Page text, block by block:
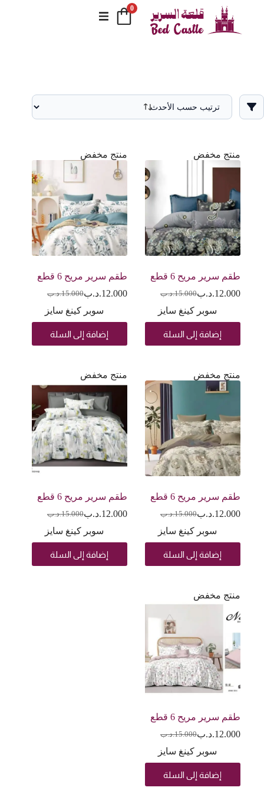
0
منتج مخفض
طقم سرير مريح 6 قطع
15.000.د.ب 12.000.د.ب
سوبر كينغ سايز
إضافة إلى السلة
منتج مخفض
طقم سرير مريح 6 قطع
15.000.د.ب 12.000.د.ب
سوبر كينغ سايز
إضافة إلى السلة
منتج مخفض
طقم سرير مريح 6 قطع
15.000.د.ب 12.000.د.ب
سوبر كينغ سايز
إضافة إلى السلة
منتج مخفض
طقم سرير مريح 6 قطع
15.000.د.ب 12.000.د.ب
سوبر كينغ سايز
إضافة إلى السلة
منتج مخفض
طقم سرير مريح 6 قطع
15.000.د.ب 12.000.د.ب
سوبر كينغ سايز
إضافة إلى السلة